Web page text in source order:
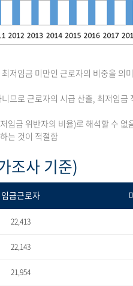
저임금 미만인 근로자의 비중을 의
므로 근로자의 시급 산출, 최저임
임금 위반자의 비율)로 해석할 수 없
는 것이 적절함
조사 기준)
임금근로자
22,413
22,143
21,954